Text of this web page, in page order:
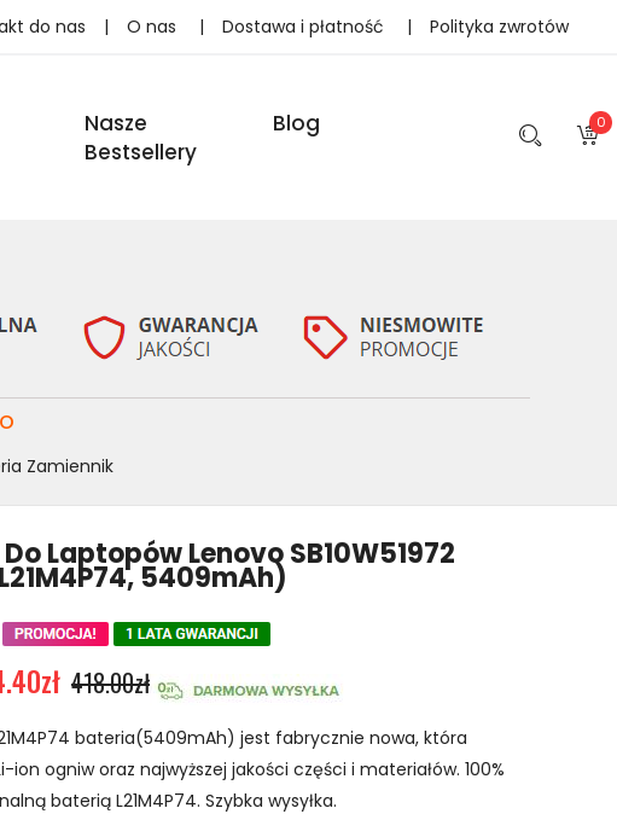
do nas | O nas | Dostawa i płatność | Polityka zwrotów
Nasze
Bestsellery
Blog 0
Zamiennik
Laptopów Lenovo SB10W51972
5409mAh)
418.00zł
bateria(5409mAh) jest fabrycznie nowa, która
ion ogniw oraz najwyższej jakości części i materiałów. 100%
baterią L21M4P74. Szybka wysyłka.